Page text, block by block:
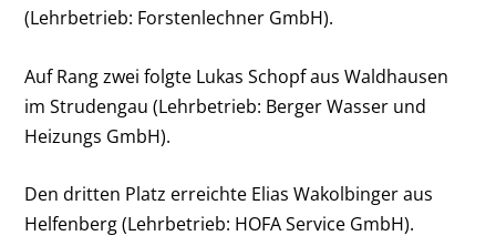
(Lehrbetrieb: Forstenlechner GmbH).
Auf Rang zwei folgte Lukas Schopf aus Waldhausen
im Strudengau (Lehrbetrieb: Berger Wasser und
Heizungs GmbH).
Den dritten Platz erreichte Elias Wakolbinger aus
Helfenberg (Lehrbetrieb: HOFA Service GmbH).